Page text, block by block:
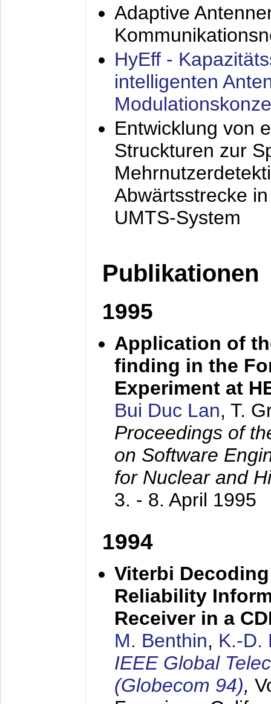
Adaptive
HyEff -
intelligenten
Entwicklung von
Struckturen zur
Abwärtsstrecke
UMTS-System
Publikationen
1995
Application of
finding in the
Experiment at
Bui Duc Lan, T.
Proceedings of
on Software
for Nuclear and
3. - 8. April 1995
1994
Viterbi
Reliability
Receiver in a
M. Benthin, K.-D.
IEEE Global
(Globecom 94),